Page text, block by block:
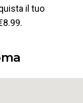
il tuo